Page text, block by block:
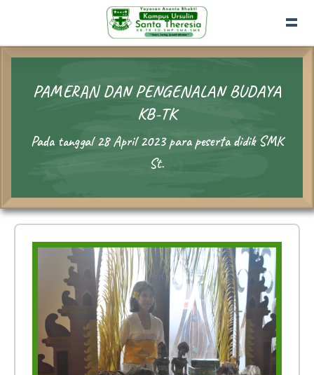
PAMERAN DAN PENGENALAN BUDAYA
KB-TK
Pada tanggal 28 April 2023 para peserta didik SMK
St.